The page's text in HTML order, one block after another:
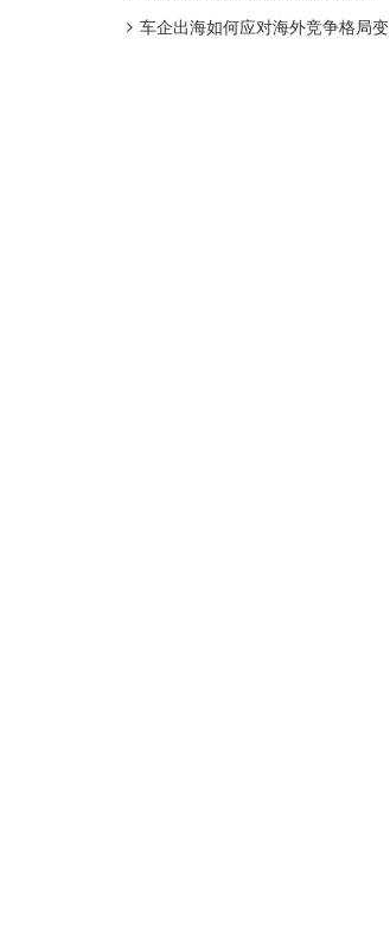
车企出海如何应对海外竞争格局变